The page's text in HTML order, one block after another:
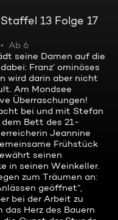
13 Folge 17
Ab 6
seine Damen auf die
Franz‘ ominöses
wird darin aber nicht
Am Mondsee
Überraschungen!
bei und mit Stefan
Bett des 21-
Jeannine
Frühstück
seinen
in seinen Weinkeller.
zum Träumen an:
geöffnet“,
bei der Arbeit zu
Herz des Bauern